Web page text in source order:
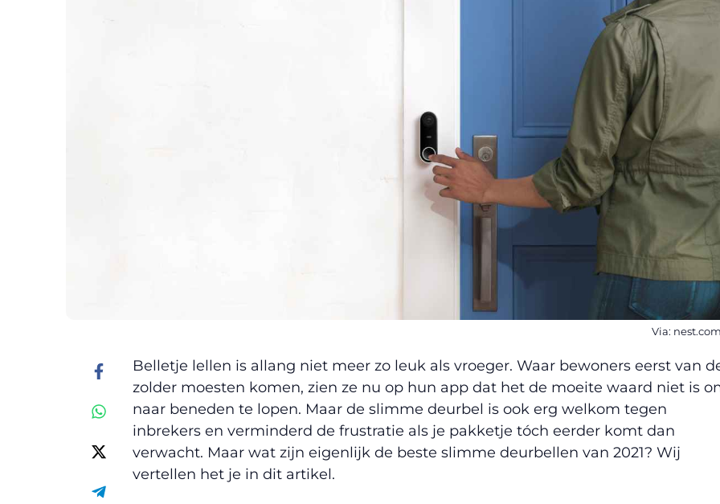
Via:
Belletje lellen is allang niet meer zo leuk als vroeger. Waar bewoners eerst van
zolder moesten komen, zien ze nu op hun app dat het de moeite waard niet is
naar beneden te lopen. Maar de slimme deurbel is ook erg welkom tegen
inbrekers en verminderd de frustratie als je pakketje tóch eerder komt dan
verwacht. Maar wat zijn eigenlijk de beste slimme deurbellen van 2021? Wij
vertellen het je in dit artikel.